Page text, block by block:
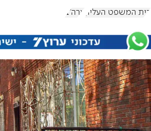
בית המשפט העליון ארה"ב